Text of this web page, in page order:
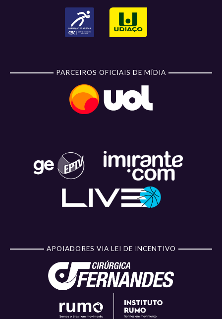
PARCEIROS OFICIAIS DE MÍDIA
APOIADORES VIA LEI DE INCENTIVO